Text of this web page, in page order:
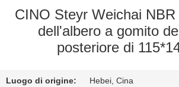
FABBRICA
CONTROLLO
CINO Steyr Weichai
dell'albero a gomito
posteriore di
Luogo di origine: Hebei, Cina